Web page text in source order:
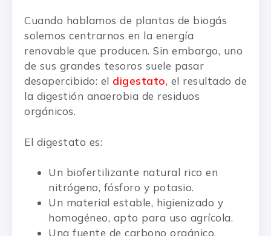
Cuando hablamos de plantas de biogás
solemos centrarnos en la energía
renovable que producen. Sin embargo, uno
de sus grandes tesoros suele pasar
desapercibido: el digestato, el resultado de
la digestión anaerobia de residuos
orgánicos.
El digestato es:
Un biofertilizante natural rico en
nitrógeno, fósforo y potasio.
Un material estable, higienizado y
homogéneo, apto para uso agrícola.
Una fuente de carbono orgánico,